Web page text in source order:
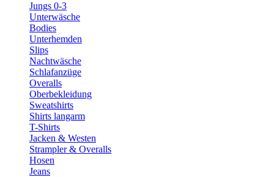
Jungs 0-3
Unterwäsche
Bodies
Unterhemden
Slips
Nachtwäsche
Schlafanzüge
Overalls
Oberbekleidung
Sweatshirts
Shirts langarm
T-Shirts
Jacken & Westen
Strampler & Overalls
Hosen
Jeans